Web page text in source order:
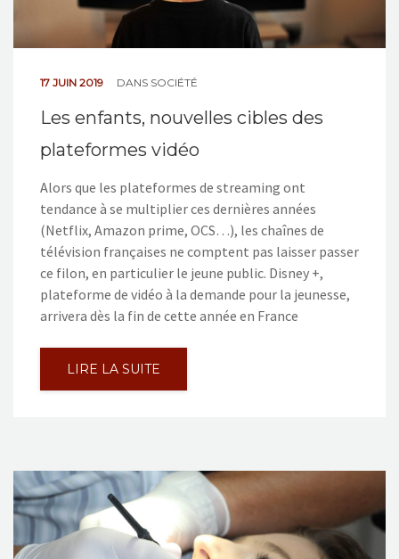
17 JUIN 2019 DANS SOCIÉTÉ
Les enfants, nouvelles cibles des
plateformes vidéo
Alors que les plateformes de streaming ont
tendance à se multiplier ces dernières années
(Netflix, Amazon prime, OCS…), les chaînes de
télévision françaises ne comptent pas laisser passer
ce filon, en particulier le jeune public. Disney +,
plateforme de vidéo à la demande pour la jeunesse,
arrivera dès la fin de cette année en France
LIRE LA SUITE